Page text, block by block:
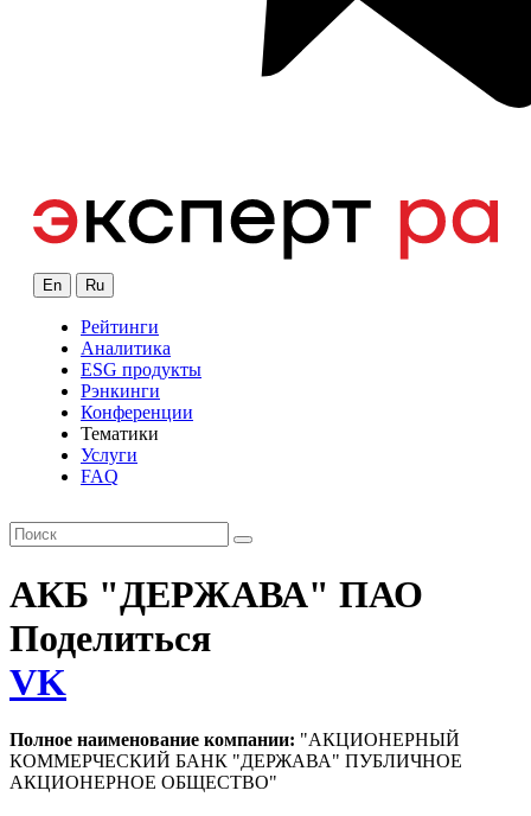
En Ru
Рейтинги
Аналитика
ESG продукты
Рэнкинги
Конференции
Тематики
Услуги
FAQ
АКБ "ДЕРЖАВА" ПАО
Поделиться
VK
Полное наименование компании: "АКЦИОНЕРНЫЙ
КОММЕРЧЕСКИЙ БАНК "ДЕРЖАВА" ПУБЛИЧНОЕ
АКЦИОНЕРНОЕ ОБЩЕСТВО"